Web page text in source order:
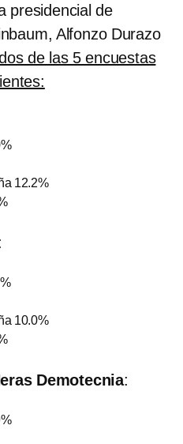
presidencial de
Alfonzo Durazo
de las 5 encuestas
12.2%
10.0%
Demotecnia: